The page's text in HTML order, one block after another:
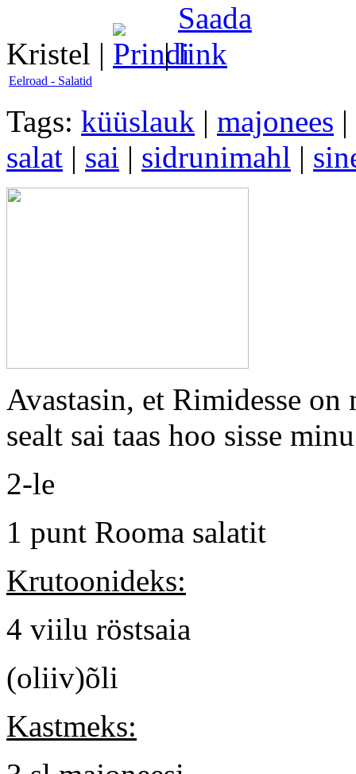
Kristel | |
Eelroad - Salatid
Tags: küüslauk | majonees |
salat | sai | sidrunimahl |
Avastasin, et Rimidesse
sealt sai taas hoo sisse
2-le
1 punt Rooma salatit
Krutoonideks:
4 viilu röstsaia
(oliiv)õli
Kastmeks: